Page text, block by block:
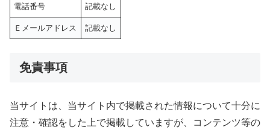
電話番号 記載なし
Ｅメールアドレス 記載なし
免責事項
当サイトは、当サイト内で掲載された情報について十分に
注意・確認をした上で掲載していますが、コンテンツ等の